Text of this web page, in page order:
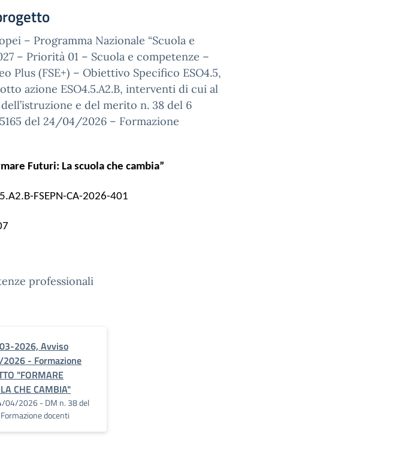
– Programma Nazionale “Scuola e
– Priorità 01 – Scuola e competenze –
Plus (FSE+) – Obiettivo Specifico ESO4.5,
azione ESO4.5.A2.B, interventi di cui al
e del merito n. 38 del 6
del 24/04/2026 – Formazione
Futuri: La scuola che cambia”
FSEPN-CA-2026-401
professionali
2026, Avviso
- Formazione
"FORMARE
CHE CAMBIA"
04/2026 - DM n. 38 del
docenti